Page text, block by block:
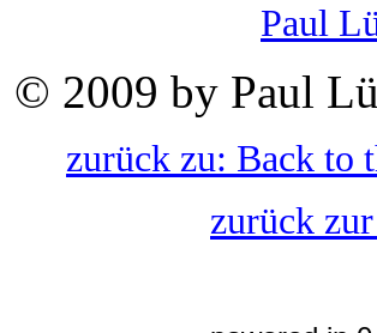
Paul
© 2009 by Paul
zurück zu: Back to
zurück